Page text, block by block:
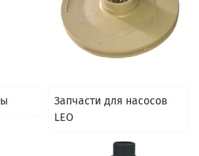
Запчасти для насосов
LEO